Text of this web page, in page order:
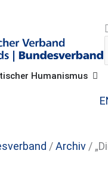
Humanismus
/Archiv /